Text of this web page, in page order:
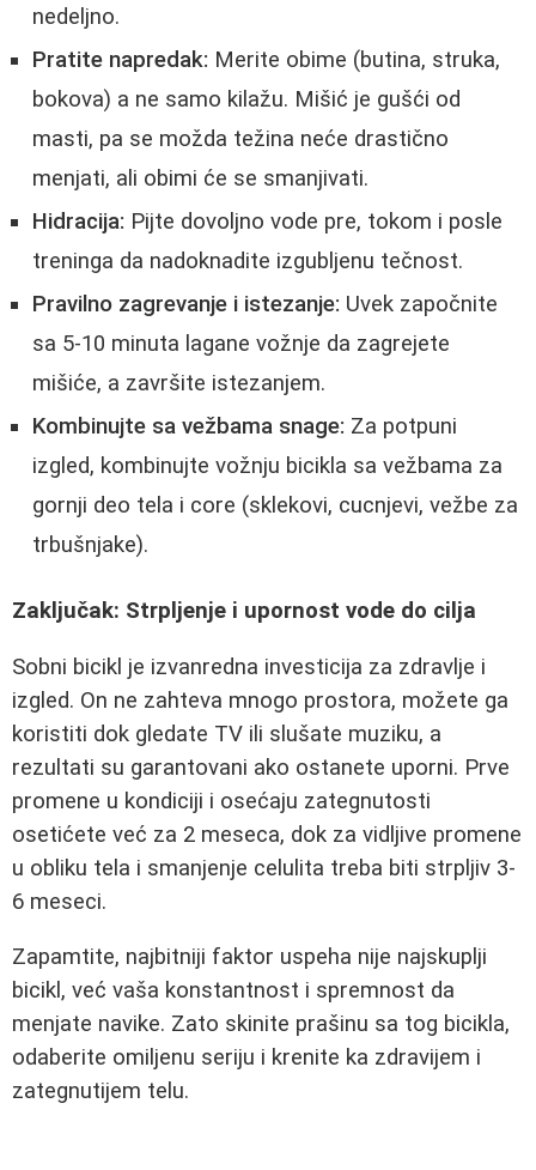
nedeljno.
Pratite napredak: Merite obime (butina, struka,
bokova) a ne samo kilažu. Mišić je gušći od
masti, pa se možda težina neće drastično
menjati, ali obimi će se smanjivati.
Hidracija: Pijte dovoljno vode pre, tokom i posle
treninga da nadoknadite izgubljenu tečnost.
Pravilno zagrevanje i istezanje: Uvek započnite
sa 5-10 minuta lagane vožnje da zagrejete
mišiće, a završite istezanjem.
Kombinujte sa vežbama snage: Za potpuni
izgled, kombinujte vožnju bicikla sa vežbama za
gornji deo tela i core (sklekovi, cucnjevi, vežbe za
trbušnjake).
Zaključak: Strpljenje i upornost vode do cilja
Sobni bicikl je izvanredna investicija za zdravlje i
izgled. On ne zahteva mnogo prostora, možete ga
koristiti dok gledate TV ili slušate muziku, a
rezultati su garantovani ako ostanete uporni. Prve
promene u kondiciji i osećaju zategnutosti
osetićete već za 2 meseca, dok za vidljive promene
u obliku tela i smanjenje celulita treba biti strpljiv 3-
6 meseci.
Zapamtite, najbitniji faktor uspeha nije najskuplji
bicikl, već vaša konstantnost i spremnost da
menjate navike. Zato skinite prašinu sa tog bicikla,
odaberite omiljenu seriju i krenite ka zdravijem i
zategnutijem telu.